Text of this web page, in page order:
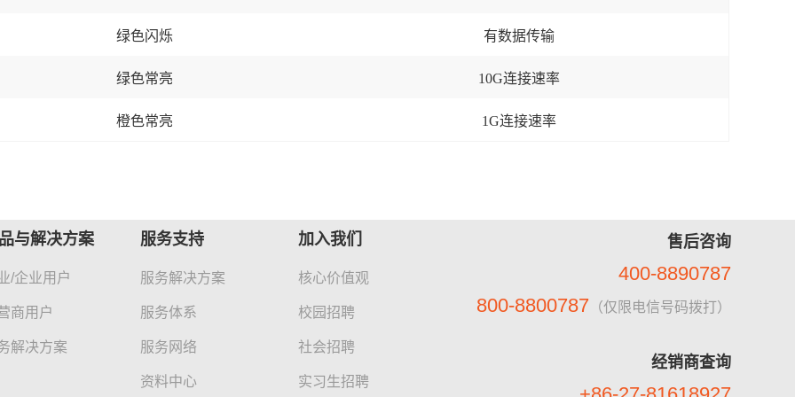
绿色闪烁 有数据传输
绿色常亮 10G连接速率
橙色常亮 1G连接速率
与解决方案
/企业用户
商用户
解决方案
服务支持
服务解决方案
服务体系
服务网络
资料中心
加入我们
核心价值观
校园招聘
社会招聘
实习生招聘
售后咨询
400-8890787
800-8800787 （仅限电信号码拨打）
经销商查询